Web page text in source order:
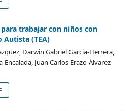
trabajar con niños con
Autista (TEA)
Darwin Gabriel Garcia-Herrera,
Juan Carlos Erazo-Álvarez